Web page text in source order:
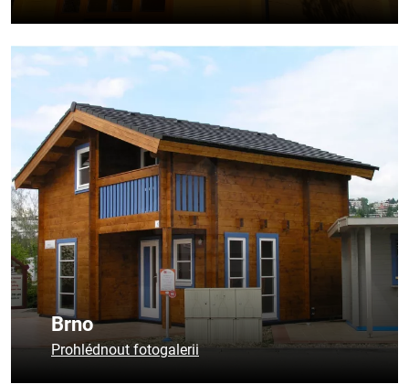
Brno
Prohlédnout fotogalerii